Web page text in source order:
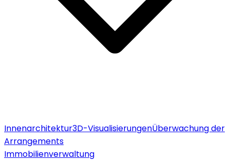
Innenarchitektur3D-VisualisierungenÜberwachung der
Arrangements
Immobilienverwaltung